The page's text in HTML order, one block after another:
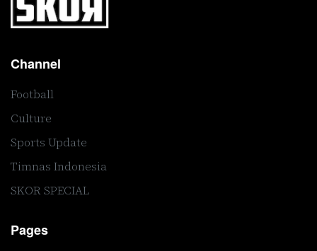
Channel
Football
Culture
Sports Update
Timnas Indonesia
SKOR SPECIAL
Pages